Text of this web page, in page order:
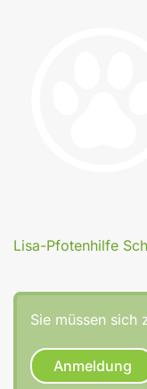
Lisa-Pfotenhilfe
Sie müssen sich
Anmeldung